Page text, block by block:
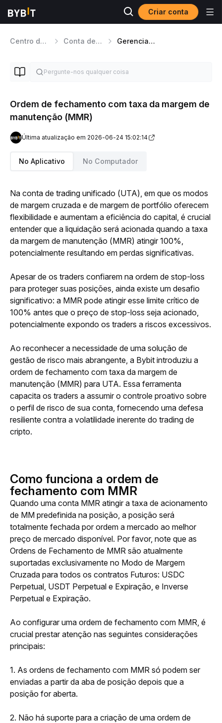
Criar conta
Centro de Ajuda Conta de Trading Unificada Gerenciamento de Risco de Negociação Unificada
Ordem de fechamento com taxa da margem de
manutenção (MMR)
Última atualização em 2026-06-24 15:02:14
No Aplicativo No Computador
Na conta de trading unificado (UTA), em que os modos
de margem cruzada e de margem de portfólio oferecem
flexibilidade e aumentam a eficiência do capital, é crucial
entender que a liquidação será acionada quando a taxa
da margem de manutenção (MMR) atingir 100%,
potencialmente resultando em perdas significativas.
Apesar de os traders confiarem na ordem de stop-loss
para proteger suas posições, ainda existe um desafio
significativo: a MMR pode atingir esse limite crítico de
100% antes que o preço de stop-loss seja acionado,
potencialmente expondo os traders a riscos excessivos.
Ao reconhecer a necessidade de uma solução de
gestão de risco mais abrangente, a Bybit introduziu a
ordem de fechamento com taxa da margem de
manutenção (MMR) para UTA. Essa ferramenta
capacita os traders a assumir o controle proativo sobre
o perfil de risco de sua conta, fornecendo uma defesa
resiliente contra a volatilidade inerente do trading de
cripto.
Como funciona a ordem de
fechamento com MMR
Quando uma conta MMR atingir a taxa de acionamento
de MM predefinida na posição, a posição será
totalmente fechada por ordem a mercado ao melhor
preço de mercado disponível. Por favor, note que as
Ordens de Fechamento de MMR são atualmente
suportadas exclusivamente no Modo de Margem
Cruzada para todos os contratos Futuros: USDC
Perpetual, USDT Perpetual e Expiração, e Inverse
Perpetual e Expiração.
Ao configurar uma ordem de fechamento com MMR, é
crucial prestar atenção nas seguintes considerações
principais:
1. As ordens de fechamento com MMR só podem ser
enviadas a partir da aba de posição depois que a
posição for aberta.
2. Não há suporte para a criação de uma ordem de